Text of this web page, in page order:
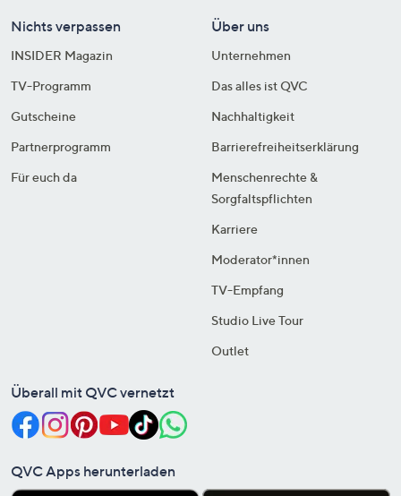
Nichts verpassen
INSIDER Magazin
TV-Programm
Gutscheine
Partnerprogramm
Für euch da
Über uns
Unternehmen
Das alles ist QVC
Nachhaltigkeit
Barrierefreiheitserklärung
Menschenrechte &
Sorgfaltspflichten
Karriere
Moderator*innen
TV-Empfang
Studio Live Tour
Outlet
Überall mit QVC vernetzt
QVC Apps herunterladen